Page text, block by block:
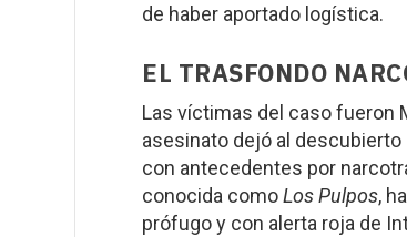
de haber aportado logística.
EL TRASFONDO
Las víctimas del caso fueron
asesinato dejó al
con antecedentes por
conocida comoLos Pulpos,
prófugo y con alerta roja de